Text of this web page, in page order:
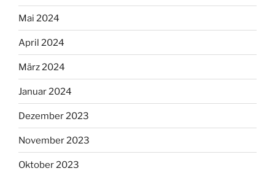
Mai 2024
April 2024
März 2024
Januar 2024
Dezember 2023
November 2023
Oktober 2023